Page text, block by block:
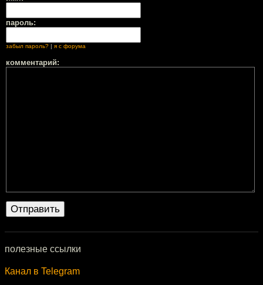
пароль:
забыл пароль? | я с форума
комментарий:
полезные ссылки
Канал в Telegram